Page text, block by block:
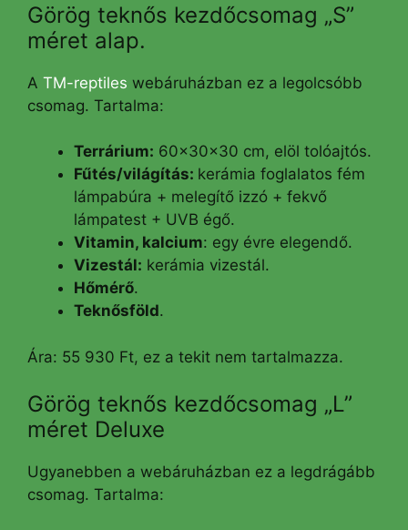
Görög teknős kezdőcsomag „S”
méret alap.
A TM-reptiles webáruházban ez a legolcsóbb
csomag. Tartalma:
Terrárium: 60x30x30 cm, elöl tolóajtós.
Fűtés/világítás: kerámia foglalatos fém
lámpabúra + melegítő izzó + fekvő
lámpatest + UVB égő.
Vitamin, kalcium: egy évre elegendő.
Vizestál: kerámia vizestál.
Hőmérő.
Teknősföld.
Ára: 55 930 Ft, ez a tekit nem tartalmazza.
Görög teknős kezdőcsomag „L”
méret Deluxe
Ugyanebben a webáruházban ez a legdrágább
csomag. Tartalma: